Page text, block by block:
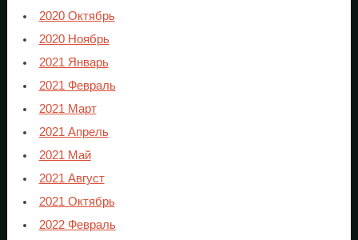
2020 Октябрь
2020 Ноябрь
2021 Январь
2021 Февраль
2021 Март
2021 Апрель
2021 Май
2021 Август
2021 Октябрь
2022 Февраль